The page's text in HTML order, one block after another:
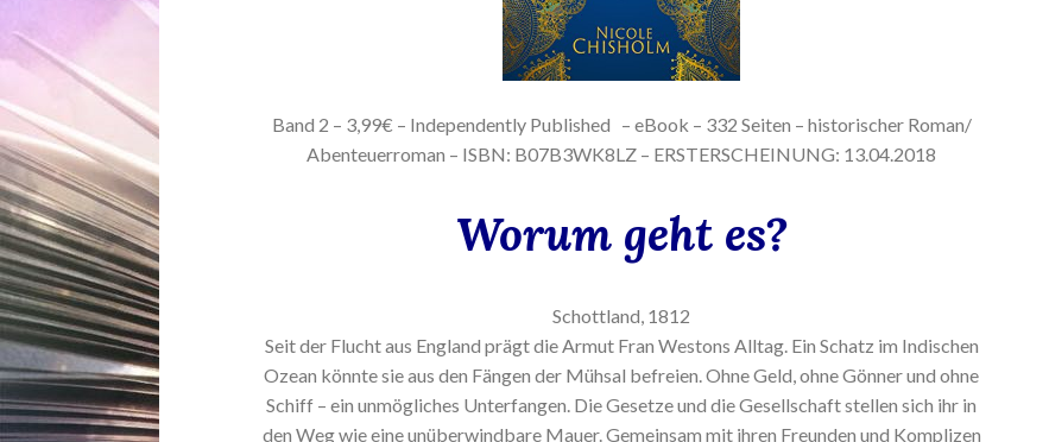
Band 2 – 3,99€ – Independently Published – eBook – 332 Seiten – historischer Roman/
Abenteuerroman – ISBN: B07B3WK8LZ – ERSTERSCHEINUNG: 13.04.2018
Worum geht es?
Schottland, 1812
Seit der Flucht aus England prägt die Armut Fran Westons Alltag. Ein Schatz im Indischen
Ozean könnte sie aus den Fängen der Mühsal befreien. Ohne Geld, ohne Gönner und ohne
Schiff – ein unmögliches Unterfangen. Die Gesetze und die Gesellschaft stellen sich ihr in
den Weg wie eine unüberwindbare Mauer. Gemeinsam mit ihren Freunden und Komplizen